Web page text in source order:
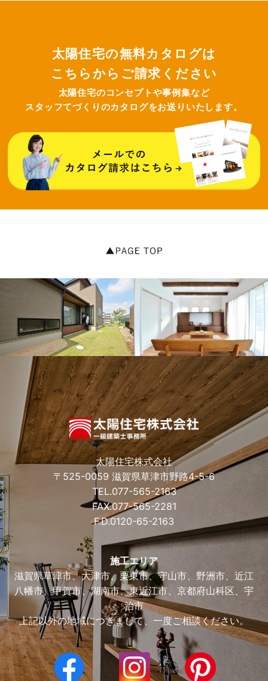
太陽住宅の無料カタログは
こちらからご請求ください
太陽住宅のコンセプトや事例集など
スタッフてづくりのカタログをお送りいたします。
太陽住宅株式会社
〒525-0059 滋賀県草津市野路4-5-6
TEL.077-565-2163
FAX.077-565-2281
F.D.0120-65-2163
施工エリア
滋賀県草津市、大津市、栗東市、守山市、野洲市、近江
八幡市、甲賀市、湖南市、東近江市、京都府山科区、宇
治市
上記以外の地域につきまして、一度ご相談ください。